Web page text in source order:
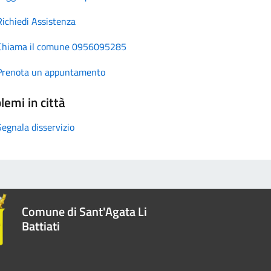
Assistenza
il comune 0956095285
un appuntamento
in città
disservizio
Comune di Sant'Agata Li
Battiati